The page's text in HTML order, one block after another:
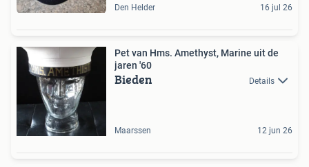
Den Helder 16 jul 26
Pet van Hms. Amethyst, Marine uit de
jaren '60
Bieden Details
Maarssen 12 jun 26